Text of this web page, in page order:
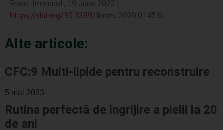
Front. Immunol., 19 June 2020 |
https://doi.org/10.3389/fimmu.2020.01451 î
Alte articole:
CFC:9 Multi-lipide pentru reconstruire
5 mai 2023
Rutina perfectă de îngrijire a pielii la 20
de ani